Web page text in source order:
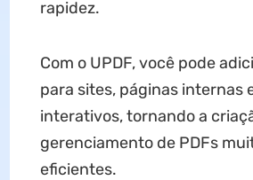
rapidez.
Com o UPDF, você pode
para sites, páginas internas
interativos, tornando a
gerenciamento de PDFs
eficientes.